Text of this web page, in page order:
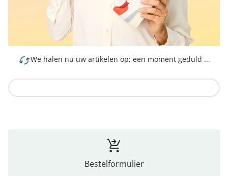
We halen nu uw artikelen op; een moment geduld ...
Bestelformulier